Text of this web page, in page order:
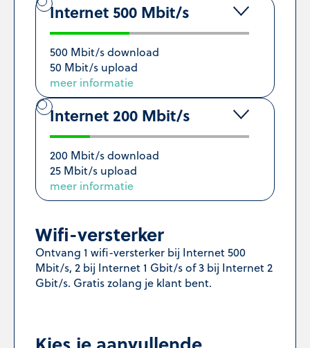
Internet 500 Mbit/s
500 Mbit/s download
50 Mbit/s upload
meer informatie
Internet 200 Mbit/s
200 Mbit/s download
25 Mbit/s upload
meer informatie
Wifi-versterker
Ontvang 1 wifi-versterker bij Internet 500
Mbit/s, 2 bij Internet 1 Gbit/s of 3 bij Internet 2
Gbit/s. Gratis zolang je klant bent.